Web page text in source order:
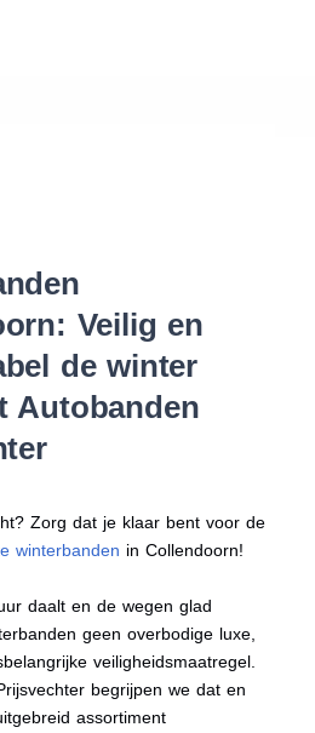
Veilig en
de winter
Autobanden
Zorg dat je klaar bent voor de
winterbanden in Collendoorn!
daalt en de wegen glad
geen overbodige luxe,
veiligheidsmaatregel.
begrijpen we dat en
assortiment